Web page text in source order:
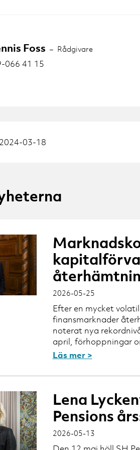
Foss Rådgivare
066 41 15
03-18
2026-05-25
Efter en mycket
finansmarknader
noterat nya
april, förhoppningar
Läs mer >
Lena
Pensions
2026-05-13